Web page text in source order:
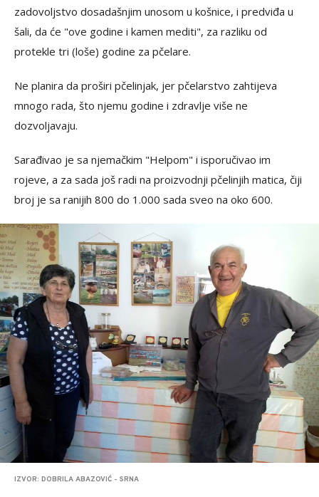
zadovoljstvo dosadašnjim unosom u košnice, i predviđa u
šali, da će "ove godine i kamen mediti", za razliku od
protekle tri (loše) godine za pčelare.
Ne planira da proširi pčelinjak, jer pčelarstvo zahtijeva
mnogo rada, što njemu godine i zdravlje više ne
dozvoljavaju.
Sarađivao je sa njemačkim "Helpom" i isporučivao im
rojeve, a za sada još radi na proizvodnji pčelinjih matica, čiji
broj je sa ranijih 800 do 1.000 sada sveo na oko 600.
IZVOR: DOBRILA ABAZOVIĆ - SRNA